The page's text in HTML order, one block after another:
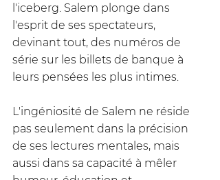
l'iceberg. Salem plonge dans
l'esprit de ses spectateurs,
devinant tout, des numéros de
série sur les billets de banque à
leurs pensées les plus intimes.
L'ingéniosité de Salem ne réside
pas seulement dans la précision
de ses lectures mentales, mais
aussi dans sa capacité à mêler